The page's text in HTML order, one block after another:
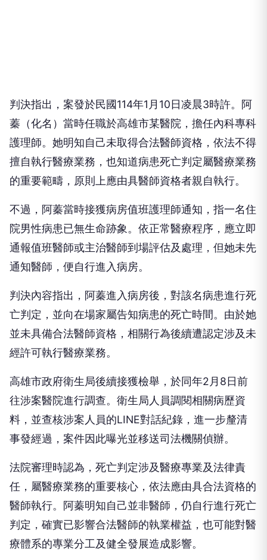
蓁（化名）當時任職於高雄市某醫院，擔任內科專科
護理師。她明知自己未取得合法醫師資格，依法不得
擅自執行醫療業務，也知道病患死亡判定屬醫療業務
的重要範疇，原則上應由具醫師資格者親自執行。
不過，阿蓁當時接獲病房值班護理師通知，指一名住
院男性病患已無生命跡象。依正常醫療程序，應立即
通報值班醫師或主治醫師到場評估及處理，但她未先
通知醫師，便自行進入病房。
判決內容指出，阿蓁進入病房後，對該名病患進行死
亡判定，並向在場家屬告知病患的死亡時間。由於她
並未具備合法醫師資格，相關行為後續遭認定涉及未
經許可執行醫療業務。
高雄市政府衛生局後續接獲檢舉，於同年2月8日前
往涉案醫院進行調查。衛生局人員調閱相關病歷資
料，並查核涉案人員的LINE對話紀錄，進一步釐清
事發經過，案件因此曝光並移送司法機關偵辦。
法院審理時認為，死亡判定涉及醫療專業及法律責
任，屬醫療業務的重要核心，依法應由具合法資格的
醫師執行。阿蓁明知自己並非醫師，仍自行進行死亡
判定，確實已影響合法醫師的執業權益，也可能對醫
療體系的專業分工及健全發展造成影響。
不過，法院也審酌本案具特殊情節。判決指出，《醫